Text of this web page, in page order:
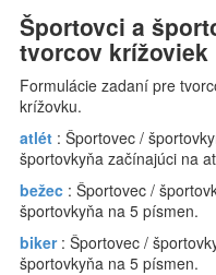
Športovci a
tvorcov krížoviek
Formulácie zadaní pre
krížovku.
atlét : Športovec /
športovkyňa začínajúci na
bežec : Športovec /
športovkyňa na 5 písmen.
biker : Športovec /
športovkyňa na 5 písmen.